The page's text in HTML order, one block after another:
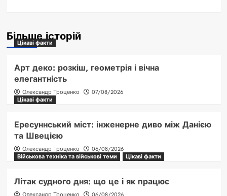
Більше історій
Цікаві факти
Арт деко: розкіш, геометрія і вічна
елегантність
Олександр Троценко
07/08/2026
Цікаві факти
Ересуннський міст: інженерне диво між Данією
та Швецією
Олександр Троценко
06/08/2026
Військова техніка та військові теми
Цікаві факти
Літак судного дня: що це і як працює